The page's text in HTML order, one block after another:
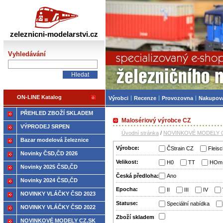
Malosériový výrobce CZ
Úvodní stránka / NOVINKOVÉ MODELY
Výrobce: ČStrain CZ
Velikost: H0 TT HOm
Česká předloha: Ano
Epocha: II III IV
Statuse: Speciální nabídka
Zboží­ skladem
PŘEHLED ZBOŽÍ SKLADEM
VÝPRODEJ SRPEN
Bazar modelová železnice
Novinky ČSD,ČD 2026
Novinky 2025 ČSD,ČD
Novinky 2024 ČSD,ČD
NOVINKY VLÁČKY ČSD 2023
NOVINKY VLÁČKY ČSD 2022
NOVINKOVÉ MODELY CZ,SK
zeleznicni-modelarstvi.cz
Vyhledávání
ON-LINE Katalog
Železniční
Výrobci Recenze Provozovna